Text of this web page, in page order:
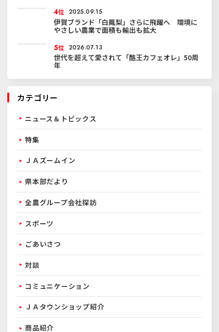
4位 2025.09.15
伊賀ブランド「白鳳梨」さらに飛躍へ 環境に
やさしい農業で面積も輸出も拡大
5位 2026.07.13
世代を超えて愛されて「酪王カフェオレ」50周
年
カテゴリー
ニュース＆トピックス
特集
ＪＡズームイン
県本部だより
全農グループ会社探訪
スポーツ
ごあいさつ
対談
コミュニケーション
ＪＡタウンショップ紹介
商品紹介